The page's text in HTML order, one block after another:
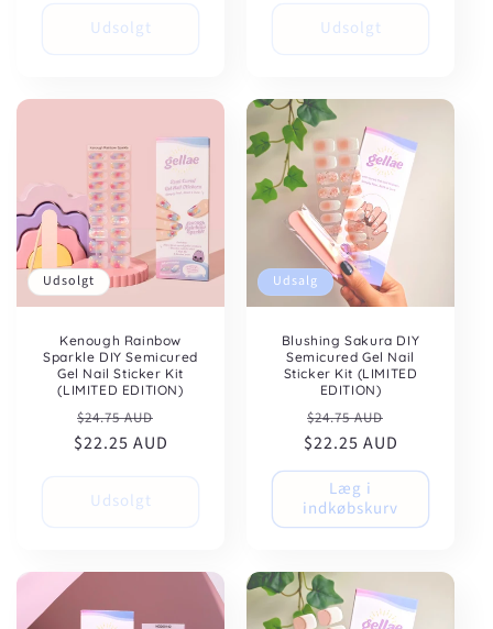
Udsolgt Udsolgt
Udsolgt
Kenough Rainbow
Sparkle DIY Semicured
Gel Nail Sticker Kit
(LIMITED EDITION)
Normalpris
$24.75 AUD
$22.25 AUD
Udsolgt
Udsalg
Blushing Sakura DIY
Semicured Gel Nail
Sticker Kit (LIMITED
EDITION)
Normalpris
$24.75 AUD
$22.25 AUD
Læg i
indkøbskurv